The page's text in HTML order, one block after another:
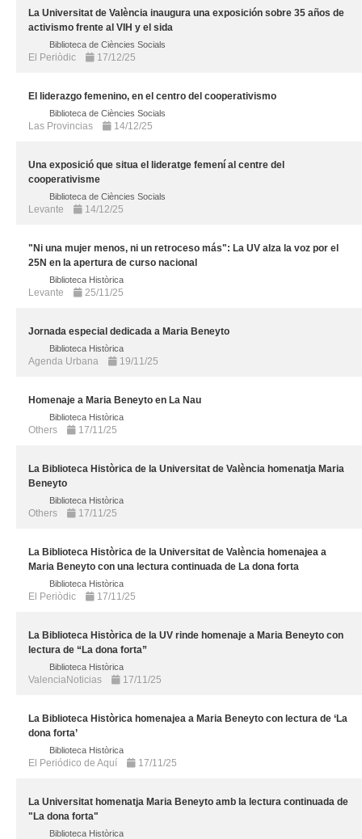
La Universitat de València inaugura una exposición sobre 35 años de
activismo frente al VIH y el sida
Biblioteca de Ciències Socials
El Periòdic 17/12/25
El liderazgo femenino, en el centro del cooperativismo
Biblioteca de Ciències Socials
Las Provincias 14/12/25
Una exposició que situa el lideratge femení al centre del
cooperativisme
Biblioteca de Ciències Socials
Levante 14/12/25
"Ni una mujer menos, ni un retroceso más": La UV alza la voz por el
25N en la apertura de curso nacional
Biblioteca Històrica
Levante 25/11/25
Jornada especial dedicada a Maria Beneyto
Biblioteca Històrica
Agenda Urbana 19/11/25
Homenaje a Maria Beneyto en La Nau
Biblioteca Històrica
Others 17/11/25
La Biblioteca Històrica de la Universitat de València homenatja Maria
Beneyto
Biblioteca Històrica
Others 17/11/25
La Biblioteca Històrica de la Universitat de València homenajea a
Maria Beneyto con una lectura continuada de La dona forta
Biblioteca Històrica
El Periòdic 17/11/25
La Biblioteca Històrica de la UV rinde homenaje a Maria Beneyto con
lectura de “La dona forta”
Biblioteca Històrica
ValenciaNoticias 17/11/25
La Biblioteca Històrica homenajea a Maria Beneyto con lectura de ‘La
dona forta’
Biblioteca Històrica
El Periódico de Aquí 17/11/25
La Universitat homenatja Maria Beneyto amb la lectura continuada de
"La dona forta"
Biblioteca Històrica